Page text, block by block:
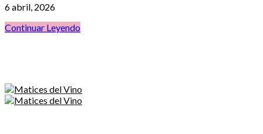
6 abril, 2026
Continuar Leyendo